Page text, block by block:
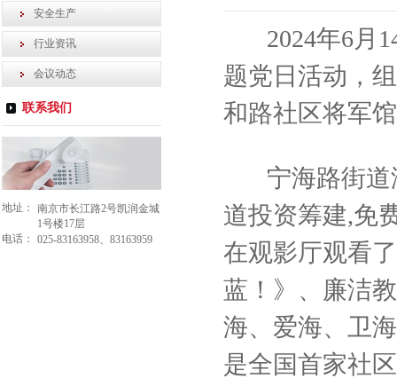
安全生产
行业资讯
会议动态
联系我们
地址：
南京市长江路2号凯润金城
1号楼17层
电话：
025-83163958、83163959
2024年6月
题党日活动，
和路社区将军
宁海路街道
道投资筹建,免
在观影厅观看
蓝！》、廉洁
海、爱海、卫
是全国首家社